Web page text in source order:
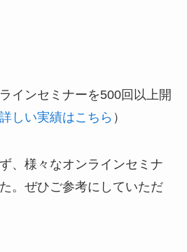
インセミナーを500回以上開
詳しい実績はこちら ）
、様々なオンラインセミナ
。ぜひご参考にしていただ